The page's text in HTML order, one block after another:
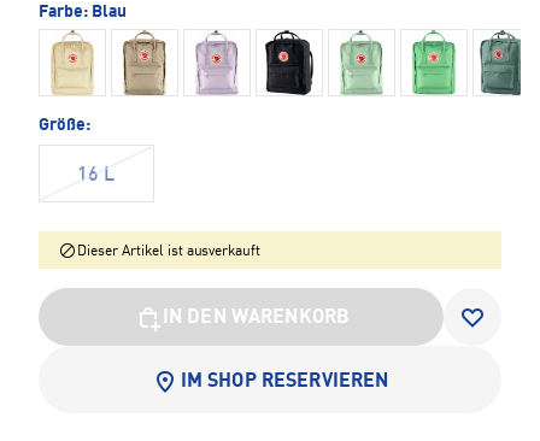
Farbe: Blau
Größe:
16 L
Dieser Artikel ist ausverkauft
IN DEN WARENKORB
IM SHOP RESERVIEREN